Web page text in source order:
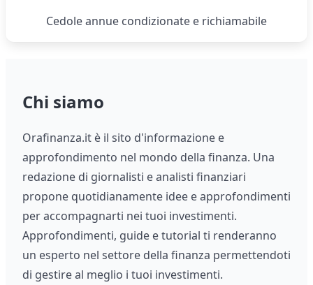
Cedole annue condizionate e richiamabile
Chi siamo
Orafinanza.it è il sito d'informazione e
approfondimento nel mondo della finanza. Una
redazione di giornalisti e analisti finanziari
propone quotidianamente idee e approfondimenti
per accompagnarti nei tuoi investimenti.
Approfondimenti, guide e tutorial ti renderanno
un esperto nel settore della finanza permettendoti
di gestire al meglio i tuoi investimenti.